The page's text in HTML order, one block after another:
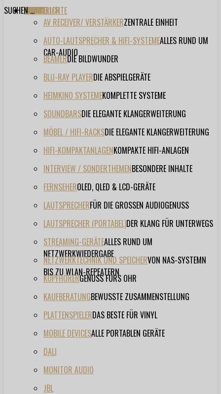
TESTBERICHTE
AV RECEIVER/ VERSTÄRKERZENTRALE EINHEIT
AUTO-LAUTSPRECHER & HIFI-SYSTEMEALLES RUND UM
CAR-AUDIO
BEAMERDIE BILDWUNDER
BLU-RAY PLAYERDIE ABSPIELGERÄTE
HEIMKINO SYSTEMEKOMPLETTE SYSTEME
SOUNDBARSDIE ELEGANTE KLANGERWEITERUNG
MÖBEL / HIFI-RACKSDIE ELEGANTE KLANGERWEITERUNG
HIFI-KOMPAKTANLAGENKOMPAKTE HIFI-ANLAGEN
INTERVIEW / SONDERTHEMENBESONDERE INHALTE
FERNSEHEROLED, QLED & LCD-GERÄTE
LAUTSPRECHERFÜR DIE GROSSEN AUDIOGENUSS
LAUTSPRECHER (PORTABEL)DER KLANG FÜR UNTERWEGS
STREAMING-GERÄTEALLES RUND UM
NETZWERKWIEDERGABE
NETZWERKTECHNIK UND SPEICHERVON NAS-SYSTEMN
BIS ZU WLAN-REPEATERN
KOPFHÖRERGENUSS FÜRS OHR
KAUFBERATUNGBEWUSSTE ZUSAMMENSTELLUNG
PLATTENSPIELERDAS BESTE FÜR VINYL
MOBILE DEVICESALLE PORTABLEN GERÄTE
FORUM
FILME
VIDEOS
HERSTELLER
DALI
MONITOR AUDIO
JBL
EVENT
SUCHEN ...